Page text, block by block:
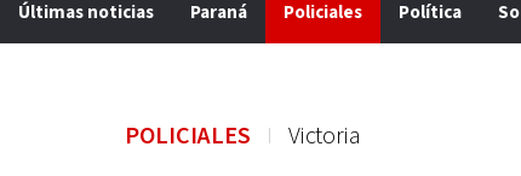
Últimas noticias Paraná Policiales Política
POLICIALES Victoria